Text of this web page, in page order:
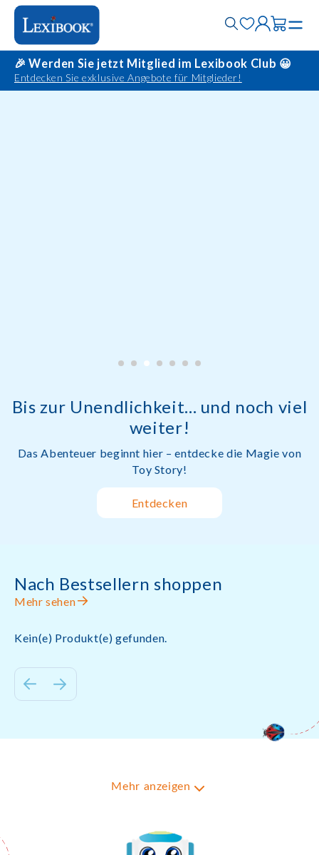
🎉 Werden Sie jetzt Mitglied im Lexibook Club 😀
Entdecken Sie exklusive Angebote für Mitglieder!
Bis zur Unendlichkeit... und noch viel
weiter!
Das Abenteuer beginnt hier – entdecke die Magie von
Toy Story!
Entdecken
Nach Bestsellern shoppen
Mehr sehen
Kein(e) Produkt(e) gefunden.
Mehr anzeigen